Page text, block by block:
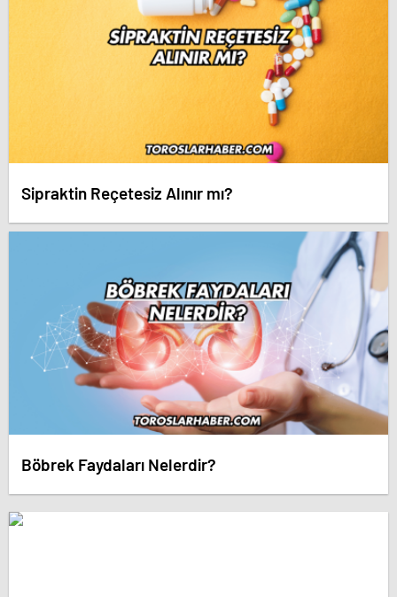
Sipraktin Reçetesiz Alınır mı?
Böbrek Faydaları Nelerdir?